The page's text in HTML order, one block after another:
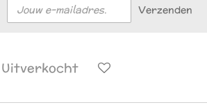
Verzenden
Uitverkocht